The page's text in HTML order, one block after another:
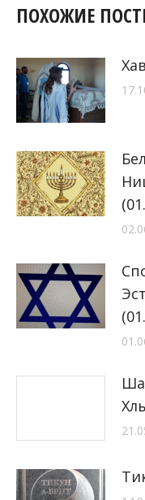
ПОХОЖИЕ